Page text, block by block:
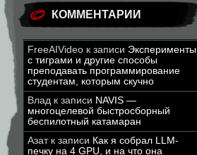
КОММЕНТАРИИ
FreeAIVideo к записи Эксперименты
с тиграми и другие способы
преподавать программирование
студентам, которым скучно
Влад к записи NAVIS —
многоцелевой быстросборный
беспилотный катамаран
Азатк записи Как я собрал LLM-
печку на 4 GPU, и на что она